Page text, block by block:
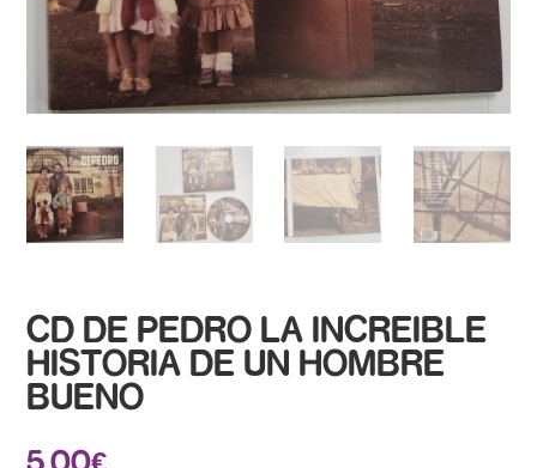
CD DE PEDRO LA INCREIBLE
HISTORIA DE UN HOMBRE
BUENO
5.00€